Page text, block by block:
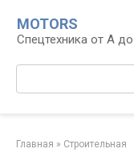
контенту
MOTORS
Спецтехника от А
Главная » Строительная